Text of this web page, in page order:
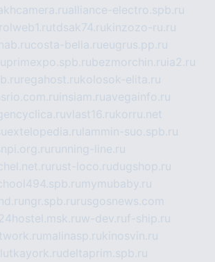
alliance-electro.spb.ru
tdsak74.rukinzozo-ru.ru
costa-bella.rueugrus.pp.ru
primexpo.spb.rubezmorchin.ru ia2.ru
regahost.rukolosok-elita.ru
insiam.ruavegainfo.ru
vlast16.rukorru.net
extelopedia.ru lammin-suo.spb.ru
running-line.ru
rust-loco.rudugshop.ru
mymubaby.ru
ngr.spb.ru rusgosnews.com
24hostel.msk.ruw-dev.ruf-ship.ru
malinasp.rukinosvin.ru
deltaprim.spb.ru